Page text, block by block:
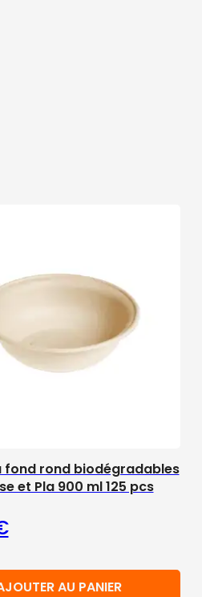
fond rond biodégradables
et Pla 900 ml 125 pcs
AU PANIER